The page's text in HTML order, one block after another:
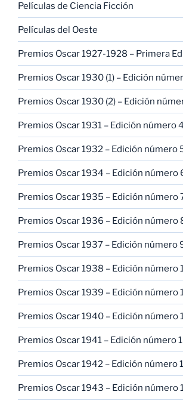
Películas de Ciencia Ficción
Películas del Oeste
Premios Oscar 1927-1928 – Primera
Premios Oscar 1930 (1) – Edición
Premios Oscar 1930 (2) – Edición
Premios Oscar 1931 – Edición número 4
Premios Oscar 1932 – Edición número
Premios Oscar 1934 – Edición número
Premios Oscar 1935 – Edición número
Premios Oscar 1936 – Edición número
Premios Oscar 1937 – Edición número
Premios Oscar 1938 – Edición número
Premios Oscar 1939 – Edición número
Premios Oscar 1940 – Edición número
Premios Oscar 1941 – Edición número
Premios Oscar 1942 – Edición número
Premios Oscar 1943 – Edición número